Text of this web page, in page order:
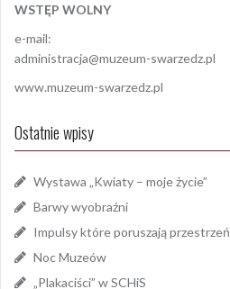
WSTĘP WOLNY
e-mail:
administracja@muzeum-swarzedz.pl
www.muzeum-swarzedz.pl
Ostatnie wpisy
Wystawa „Kwiaty – moje życie”
Barwy wyobraźni
Impulsy które poruszają przestrzeń
Noc Muzeów
„Plakaciści” w SCHiS